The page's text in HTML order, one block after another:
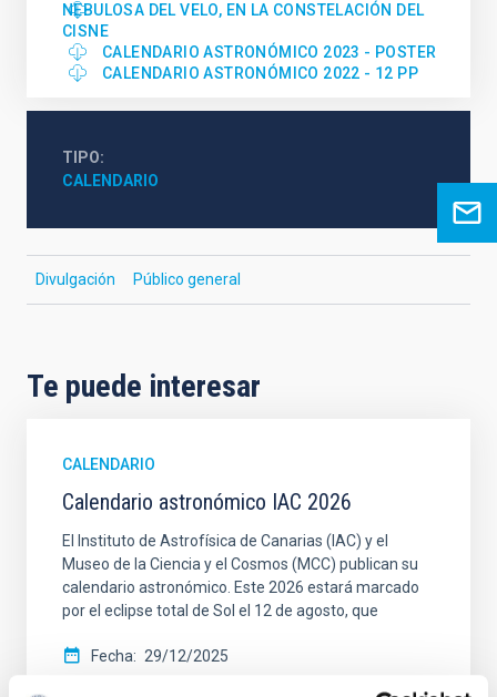
NEBULOSA DEL VELO, EN LA CONSTELACIÓN DEL
CISNE
CALENDARIO ASTRONÓMICO 2023 - POSTER
CALENDARIO ASTRONÓMICO 2022 - 12 PP
TIPO
CALENDARIO
Divulgación Público general
Te puede interesar
CALENDARIO
Calendario astronómico IAC 2026
El Instituto de Astrofísica de Canarias (IAC) y el
Museo de la Ciencia y el Cosmos (MCC) publican su
calendario astronómico. Este 2026 estará marcado
por el eclipse total de Sol el 12 de agosto, que
Fecha 29/12/2025